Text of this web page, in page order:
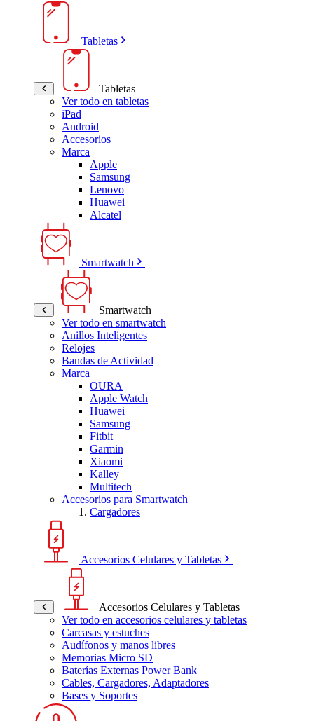
Tabletas
Tabletas
Ver todo en tabletas
iPad
Android
Accesorios
Marca
Apple
Samsung
Lenovo
Huawei
Alcatel
Smartwatch
Smartwatch
Ver todo en smartwatch
Anillos Inteligentes
Relojes
Bandas de Actividad
Marca
OURA
Apple Watch
Huawei
Samsung
Fitbit
Garmin
Xiaomi
Kalley
Multitech
Accesorios para Smartwatch
Cargadores
Accesorios Celulares y Tabletas
Accesorios Celulares y Tabletas
Ver todo en accesorios celulares y tabletas
Carcasas y estuches
Audífonos y manos libres
Memorias Micro SD
Baterías Externas Power Bank
Cables, Cargadores, Adaptadores
Bases y Soportes